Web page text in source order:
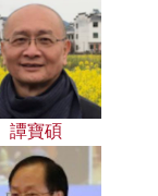
譚寶碩